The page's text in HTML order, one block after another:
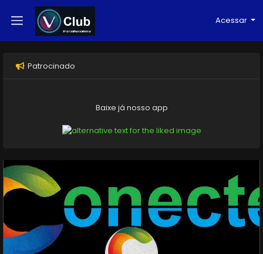
Acessar
Patrocinado
Baixe já nosso app